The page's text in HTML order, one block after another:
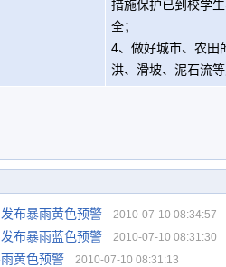
措施保护已到校学
全；
4、做好城市、农田
洪、滑坡、泥石流
布暴雨黄色预警 2010-07-10 08:34:57
布暴雨蓝色预警 2010-07-10 08:31:30
黄色预警 2010-07-10 08:31:13